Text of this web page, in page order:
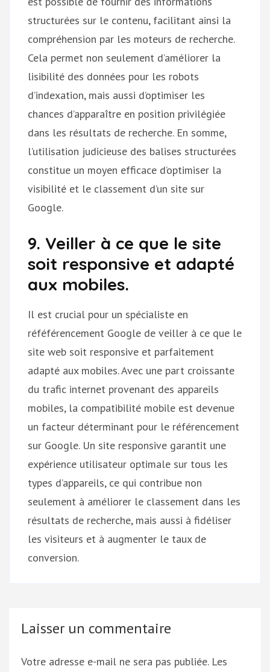
structurées sur le contenu, facilitant ainsi la
compréhension par les moteurs de recherche.
Cela permet non seulement d’améliorer la
lisibilité des données pour les robots
d’indexation, mais aussi d’optimiser les
chances d’apparaître en position privilégiée
dans les résultats de recherche. En somme,
l’utilisation judicieuse des balises structurées
constitue un moyen efficace d’optimiser la
visibilité et le classement d’un site sur
Google.
9. Veiller à ce que le site
soit responsive et adapté
aux mobiles.
Il est crucial pour un spécialiste en
réféférencement Google de veiller à ce que le
site web soit responsive et parfaitement
adapté aux mobiles. Avec une part croissante
du trafic internet provenant des appareils
mobiles, la compatibilité mobile est devenue
un facteur déterminant pour le référencement
sur Google. Un site responsive garantit une
expérience utilisateur optimale sur tous les
types d’appareils, ce qui contribue non
seulement à améliorer le classement dans les
résultats de recherche, mais aussi à fidéliser
les visiteurs et à augmenter le taux de
conversion.
Laisser un commentaire
Votre adresse e-mail ne sera pas publiée. Les